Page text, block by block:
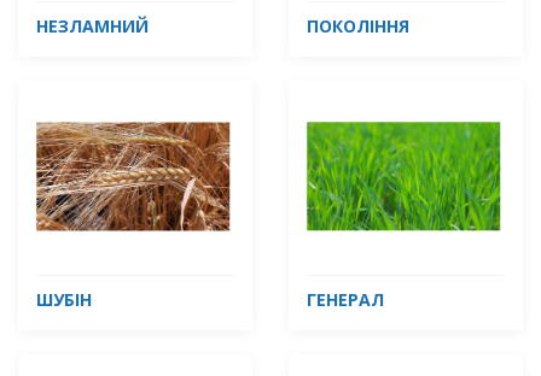
НЕЗЛАМНИЙ ПОКОЛІННЯ
ШУБІН ГЕНЕРАЛ